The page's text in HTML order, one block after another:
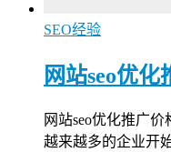
SEO经验
网站seo优
网站seo优化推广
越来越多的企业开